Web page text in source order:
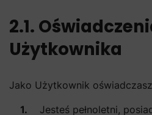
2.1.
Użytkownika
Jako Użytkownik
Jesteś pełnoletni,